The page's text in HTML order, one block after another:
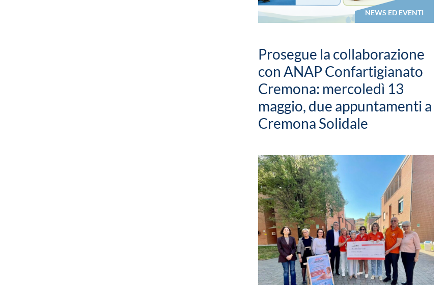
NEWS ED EVENTI
Prosegue la collaborazione
con ANAP Confartigianato
Cremona: mercoledì 13
maggio, due appuntamenti a
Cremona Solidale